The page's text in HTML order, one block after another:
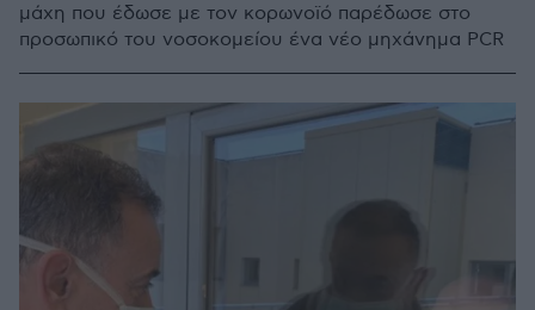
μάχη που έδωσε με τον κορωνοϊό παρέδωσε στο
προσωπικό του νοσοκομείου ένα νέο μηχάνημα PCR